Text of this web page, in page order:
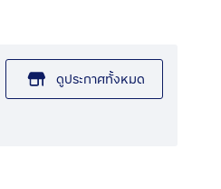
ดูประกาศทั้งหมด